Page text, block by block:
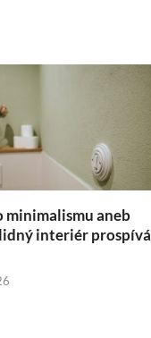
minimalismu aneb
interiér prospívá